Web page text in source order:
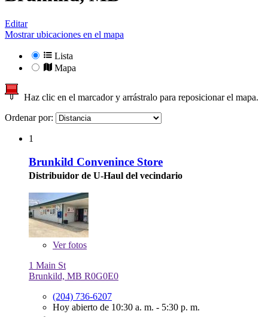
Editar
Mostrar ubicaciones en el mapa
Lista
Mapa
Haz clic en el marcador y arrástralo para reposicionar el mapa.
Ordenar por:
1
Brunkild Convenince Store
Distribuidor de U-Haul del vecindario
Verfotos
1 Main St
Brunkild, MB R0G0E0
(204) 736-6207
Hoy abierto de 10:30 a. m. - 5:30 p. m.